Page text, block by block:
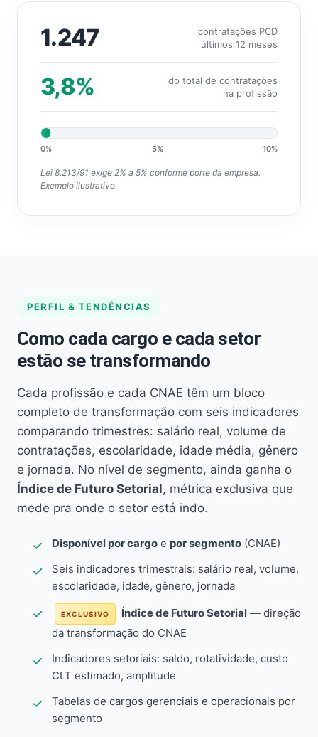
1.247
contratações PCD
últimos 12 meses
3,8%
do total de contratações
na profissão
0% 5% 10%
Lei 8.213/91 exige 2% a 5% conforme porte da empresa.
Exemplo ilustrativo.
PERFIL & TENDÊNCIAS
Como cada cargo e cada setor
estão se transformando
Cada profissão e cada CNAE têm um bloco
completo de transformação com seis indicadores
comparando trimestres: salário real, volume de
contratações, escolaridade, idade média, gênero
e jornada. No nível de segmento, ainda ganha o
Índice de Futuro Setorial, métrica exclusiva que
mede pra onde o setor está indo.
Disponível por cargo e por segmento (CNAE)
Seis indicadores trimestrais: salário real, volume,
escolaridade, idade, gênero, jornada
EXCLUSIVO Índice de Futuro Setorial — direção
da transformação do CNAE
Indicadores setoriais: saldo, rotatividade, custo
CLT estimado, amplitude
Tabelas de cargos gerenciais e operacionais por
segmento